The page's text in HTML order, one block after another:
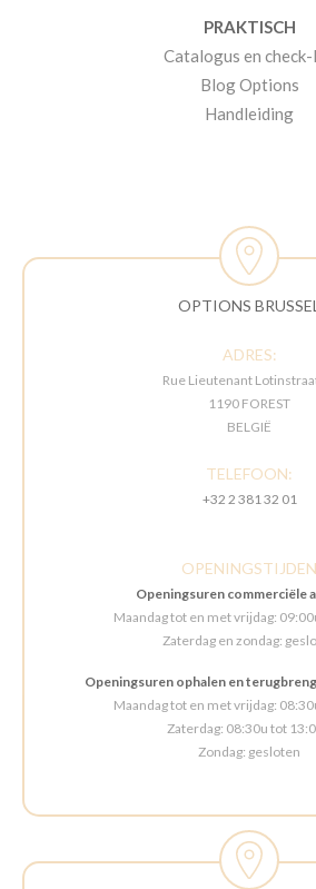
PRAKTISCH
Catalogus en
Blog Options
Handleiding
OPTIONS BRUSSEL
ADRES:
Rue Lieutenant
1190 FOREST
BELGIË
TELEFOON:
+32 2 381 32 01
OPENINGSTIJDEN
Openingsuren commerciële
Maandag tot en met vrijdag:
Zaterdag en zondag:
Openingsuren ophalen en
Maandag tot en met vrijdag:
Zaterdag: 08:30u tot
Zondag: gesloten